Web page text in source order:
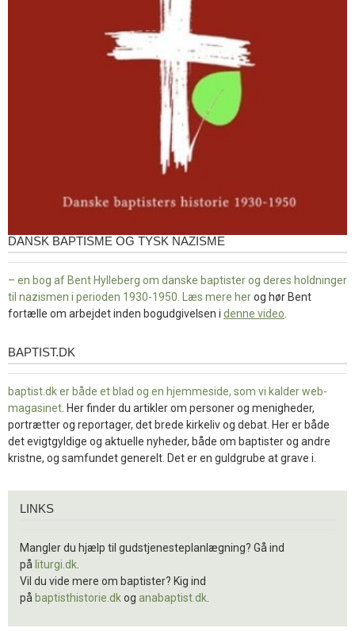
DANSK BAPTISME OG TYSK NAZISME
– en bog af Bent Hylleberg om danske baptister og deres holdninger
til nazismen i perioden 1930-1950. Læs mere herog hør Bent
fortælle om arbejdet inden bogudgivelsen i denne video
baptist.dk
BAPTIST.DK
baptist.dk er både et blad og en hjemmeside, som vi kalder web-
magasinet . Her finder du artikler om personer og menigheder,
portrætter og reportager, det brede kirkeliv og debat. Her er både
det evigtgyldige og aktuelle nyheder, både om baptister og andre
kristne, og samfundet generelt. Det er en guldgrube at grave i.
LINKS
Mangler du hjælp til gudstjenesteplanlægning? Gå ind
på liturgi.dk
Vil du vide mere om baptister? Kig ind
på baptisthistorie.dkog anabaptist.dk